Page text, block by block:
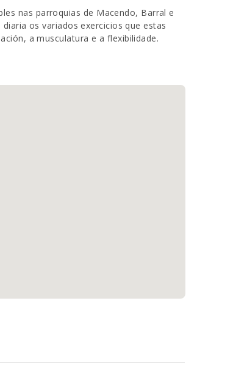
nas parroquias de Macendo, Barral e
os variados exercicios que estas
a musculatura e a flexibilidade.